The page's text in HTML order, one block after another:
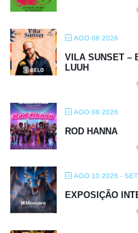
AGO 08 2026
VILA SUNSET –
LUUH
AGO 08 2026
ROD HANNA
AGO 10 2026 -
EXPOSIÇÃO